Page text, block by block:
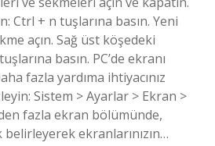
Ctrl + n tuşlarına basın. Yeni
açın. Sağ üst köşedeki
basın. PC’de ekranı
fazla yardıma ihtiyacınız
Sistem > Ayarlar > Ekran >
fazla ekran bölümünde,
ekranlarınızın…